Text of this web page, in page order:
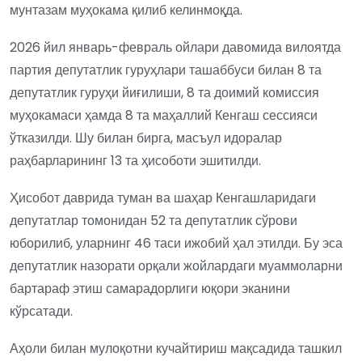
мунтазам муҳокама қилиб келинмоқда.
2026 йил январь-февраль ойлари давомида вилоятда
партия депутатлик гуруҳлари ташаббуси билан 8 та
депутатлик гуруҳи йиғилиши, 8 та доимий комиссия
муҳокамаси ҳамда 8 та маҳаллий Кенгаш сессияси
ўтказилди. Шу билан бирга, масъул идоралар
раҳбарларининг 13 та ҳисоботи эшитилди.
Ҳисобот даврида туман ва шаҳар Кенгашларидаги
депутатлар томонидан 52 та депутатлик сўрови
юборилиб, уларнинг 46 таси ижобий ҳал этилди. Бу эса
депутатлик назорати орқали жойлардаги муаммоларни
бартараф этиш самарадорлиги юқори эканини
кўрсатади.
Аҳоли билан мулоқотни кучайтириш мақсадида ташкил